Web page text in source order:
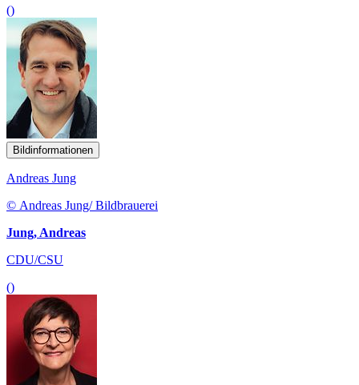
()
Bildinformationen
Andreas Jung
© Andreas Jung/ Bildbrauerei
Jung, Andreas
CDU/CSU
()